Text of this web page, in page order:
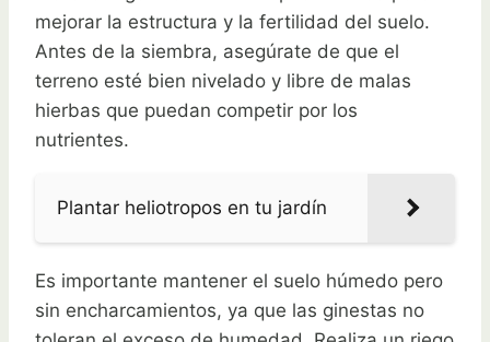
mejorar la estructura y la fertilidad del suelo.
Antes de la siembra, asegúrate de que el
terreno esté bien nivelado y libre de malas
hierbas que puedan competir por los
nutrientes.
Plantar heliotropos en tu jardín
Es importante mantener el suelo húmedo pero
sin encharcamientos, ya que las ginestas no